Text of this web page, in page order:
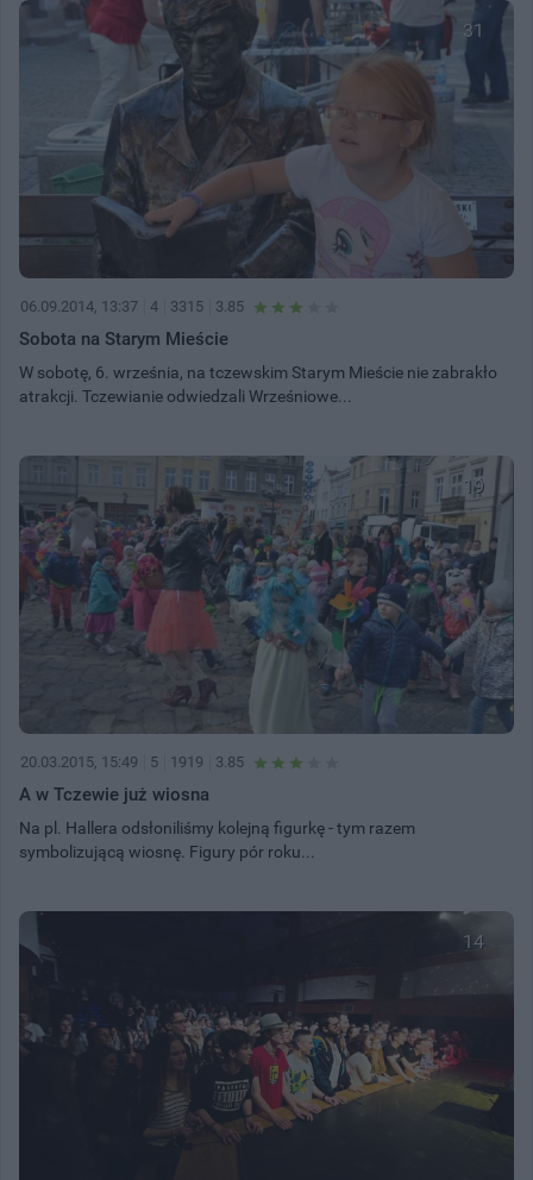
31
06.09.2014, 13:37 4 3315 3.85
Sobota na Starym Mieście
W sobotę, 6. września, na tczewskim Starym Mieście nie zabrakło
atrakcji. Tczewianie odwiedzali Wrześniowe...
19
20.03.2015, 15:49 5 1919 3.85
A w Tczewie już wiosna
Na pl. Hallera odsłoniliśmy kolejną figurkę - tym razem
symbolizującą wiosnę. Figury pór roku...
14